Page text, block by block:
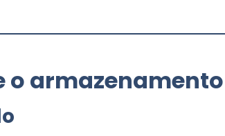
o armazenamento